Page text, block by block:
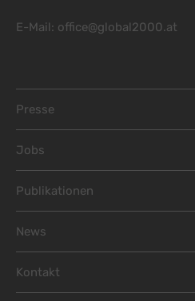
E-Mail: office@global2000.at
Presse
Jobs
Publikationen
News
Kontakt